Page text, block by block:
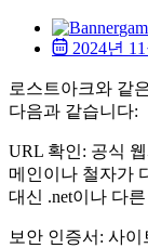
2024년
로스트아크와 같
다음과 같습니다:
URL 확인: 공식
메인이나 철자가
대신 .net이나 다
보안 인증서: 사이